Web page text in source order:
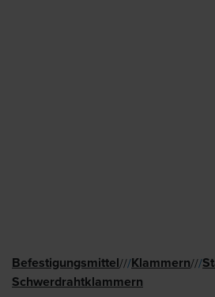
Befestigungsmittel///Klammern///
Schwer­draht­klammern